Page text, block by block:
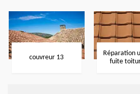
couvreur 13
Réparation
fuite